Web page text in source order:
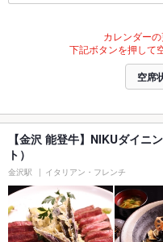
カレンダーの
下記ボタンを押して
空席
【金沢 能登牛】NIKUダイニ
ト）
金沢駅 イタリアン・フレンチ